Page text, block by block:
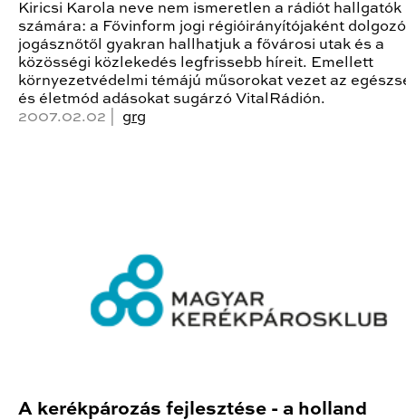
Kiricsi Karola neve nem ismeretlen a rádiót hallgatók
számára: a Fővinform jogi régióirányítójaként
jogásznőtől gyakran hallhatjuk a fővárosi utak és a
közösségi közlekedés legfrissebb híreit. Emellett
környezetvédelmi témájú műsorokat vezet az
és életmód adásokat sugárzó VitalRádión.
2007.02.02 | grg
A kerékpározás fejlesztése - a holland